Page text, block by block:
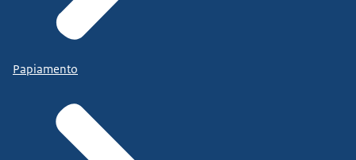
Papiamento